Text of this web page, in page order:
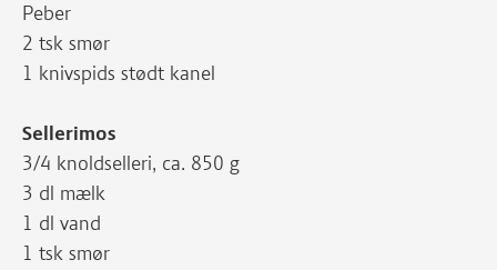
Peber
2 tsk smør
1 knivspids stødt kanel
Sellerimos
3/4 knoldselleri, ca. 850 g
3 dl mælk
1 dl vand
1 tsk smør